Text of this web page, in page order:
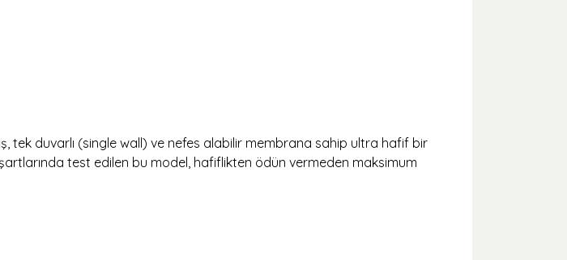
tek duvarlı (single wall) ve nefes alabilir membrana sahip ultra hafif bir
test edilen bu model, hafiflikten ödün vermeden maksimum